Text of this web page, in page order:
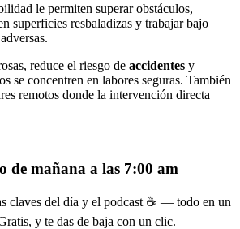
le permiten superar obstáculos,
superficies resbaladizas y trabajar bajo
reduce el riesgo de accidentes y
se concentren en labores seguras. También
remotos donde la intervención directa
de mañana a las 7:00 am
claves del día y el podcast ☕ — todo en un
y te das de baja con un clic.